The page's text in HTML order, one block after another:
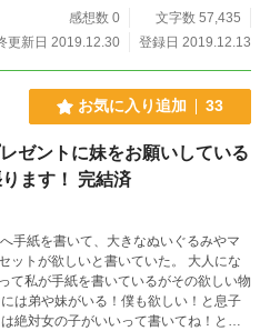
感想数 0
文字数 57,435
更新日 2019.12.30
登録日 2019.12.13
お気に入り追加 33
ゼントに妹をお願いしている
ます！ 完結済
手紙を書いて、大きなぬいぐるみやマ
欲しいと書いていた。 大人にな
て私が手紙を書いているがその欲しい物
絶対女の子がいいって書いてね！と何